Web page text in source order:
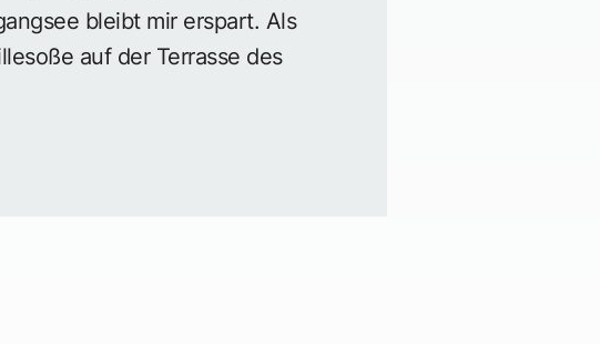
bleibt mir erspart. Als
auf der Terrasse des